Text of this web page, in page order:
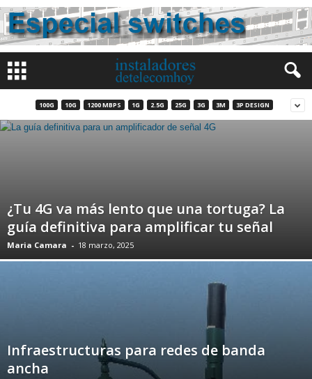
100G 10G 1200 MBPS 1G 2.5G 25G 3G 3M 3P DESIGN
¿Tu 4G va más lento que una tortuga? La
guía definitiva para amplificar tu señal
Maria Camara - 18 marzo, 2025
Infraestructuras para redes de banda
ancha